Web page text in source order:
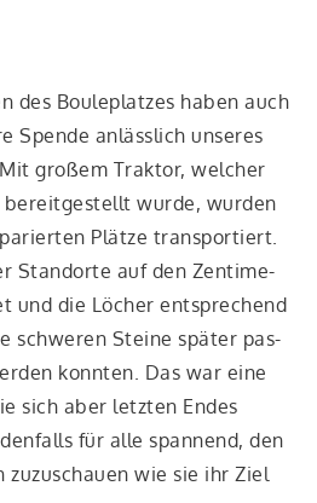
des Boule­plat­zes haben auch
Spen­de anläss­lich unse­res
gro­ßem Trak­tor, wel­cher
bereit­ge­stellt wur­de, wur­den
Plät­ze trans­por­tiert.
Stand­or­te auf den Zen­ti­me­
und die Löcher ent­spre­chend
schwe­ren Stei­ne spä­ter pas­
konn­ten. Das war eine
sich aber letz­ten Endes
für alle span­nend, den
wie sie ihr Ziel